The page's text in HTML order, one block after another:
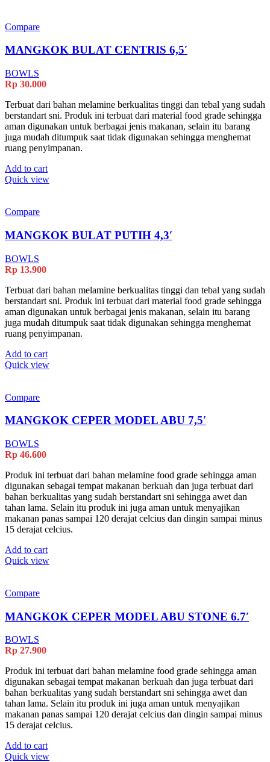
Compare
MANGKOK BULAT CENTRIS 6,5′
BOWLS
Rp 30.000
Terbuat dari bahan melamine berkualitas tinggi dan tebal yang sudah
berstandart sni. Produk ini terbuat dari material food grade sehingga
aman digunakan untuk berbagai jenis makanan, selain itu barang
juga mudah ditumpuk saat tidak digunakan sehingga menghemat
ruang penyimpanan.
Add to cart
Quick view
Compare
MANGKOK BULAT PUTIH 4,3′
BOWLS
Rp 13.900
Terbuat dari bahan melamine berkualitas tinggi dan tebal yang sudah
berstandart sni. Produk ini terbuat dari material food grade sehingga
aman digunakan untuk berbagai jenis makanan, selain itu barang
juga mudah ditumpuk saat tidak digunakan sehingga menghemat
ruang penyimpanan.
Add to cart
Quick view
Compare
MANGKOK CEPER MODEL ABU 7,5′
BOWLS
Rp 46.600
Produk ini terbuat dari bahan melamine food grade sehingga aman
digunakan sebagai tempat makanan berkuah dan juga terbuat dari
bahan berkualitas yang sudah berstandart sni sehingga awet dan
tahan lama. Selain itu produk ini juga aman untuk menyajikan
makanan panas sampai 120 derajat celcius dan dingin sampai minus
15 derajat celcius.
Add to cart
Quick view
Compare
MANGKOK CEPER MODEL ABU STONE 6.7′
BOWLS
Rp 27.900
Produk ini terbuat dari bahan melamine food grade sehingga aman
digunakan sebagai tempat makanan berkuah dan juga terbuat dari
bahan berkualitas yang sudah berstandart sni sehingga awet dan
tahan lama. Selain itu produk ini juga aman untuk menyajikan
makanan panas sampai 120 derajat celcius dan dingin sampai minus
15 derajat celcius.
Add to cart
Quick view